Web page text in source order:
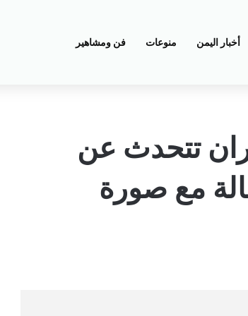
أخبار اليمن منوعات فن ومشاهير
تتحدث عن
مع صورة